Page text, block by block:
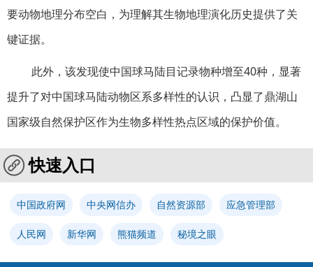
要动物地理分布空白，为理解其生物地理演化历史提供了关
键证据。
此外，该发现使中国球马陆目记录物种增至40种，显著
提升了对中国球马陆动物区系多样性的认识，凸显了鼎湖山
国家级自然保护区作为生物多样性热点区域的保护价值。
快速入口
中国政府网 中央网信办 自然资源部 应急管理部
人民网 新华网 熊猫频道 秘境之眼